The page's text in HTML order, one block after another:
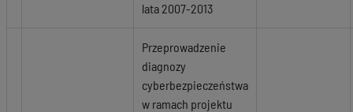
lata 2007-2013
Przeprowadzenie
diagnozy
cyberbezpieczeństwa
w ramach projektu